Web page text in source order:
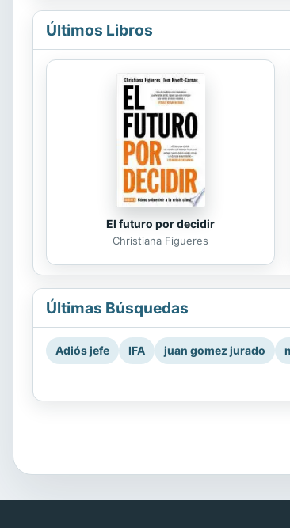
Últimos Libros
El futuro por decidir
Christiana Figueres
Últimas Búsquedas
Adiós jefe IFA juan gomez jurado